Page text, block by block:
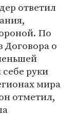
ответил
По
о
руки
мира
отметил,